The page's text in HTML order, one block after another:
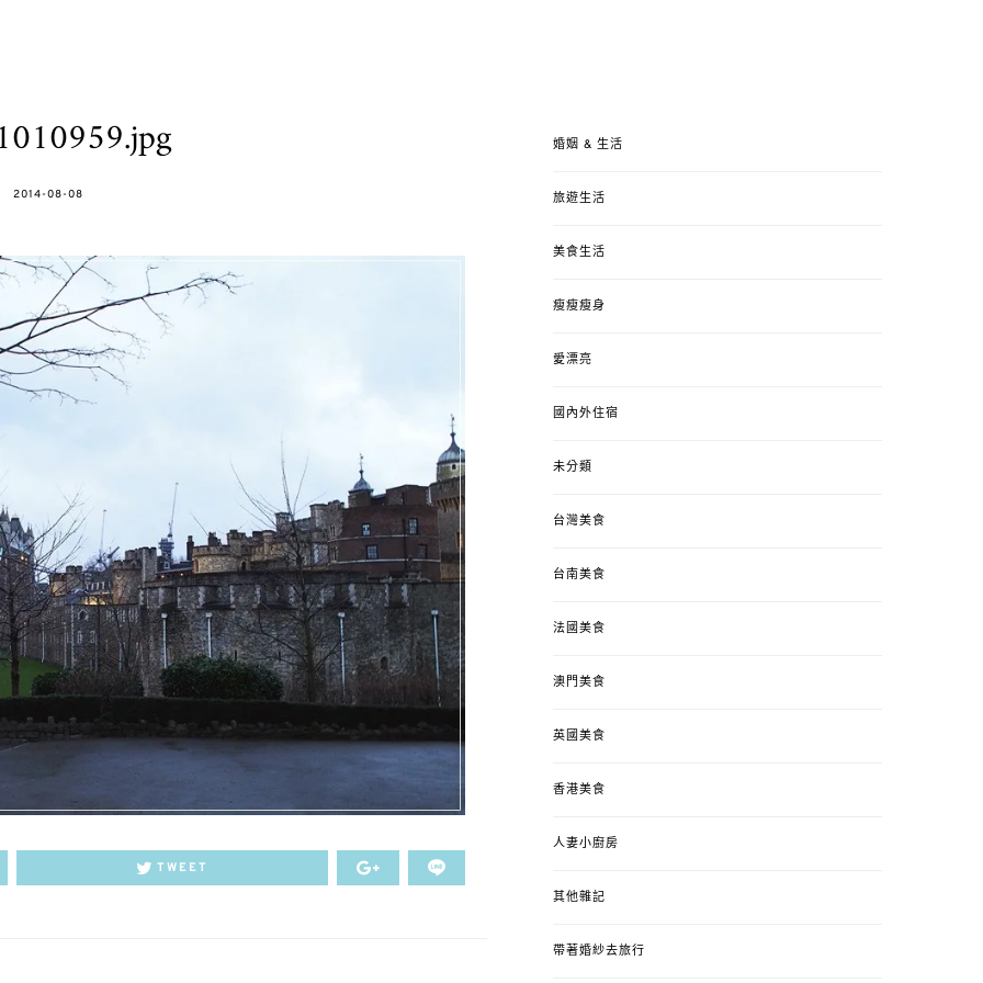
POSTED
2014-08-08
TWEET
婚姻 & 生活
旅遊生活
美食生活
瘦瘦瘦身
愛漂亮
國內外住宿
未分類
台灣美食
台南美食
法國美食
澳門美食
英國美食
香港美食
人妻小廚房
其他雜記
帶著婚紗去旅行